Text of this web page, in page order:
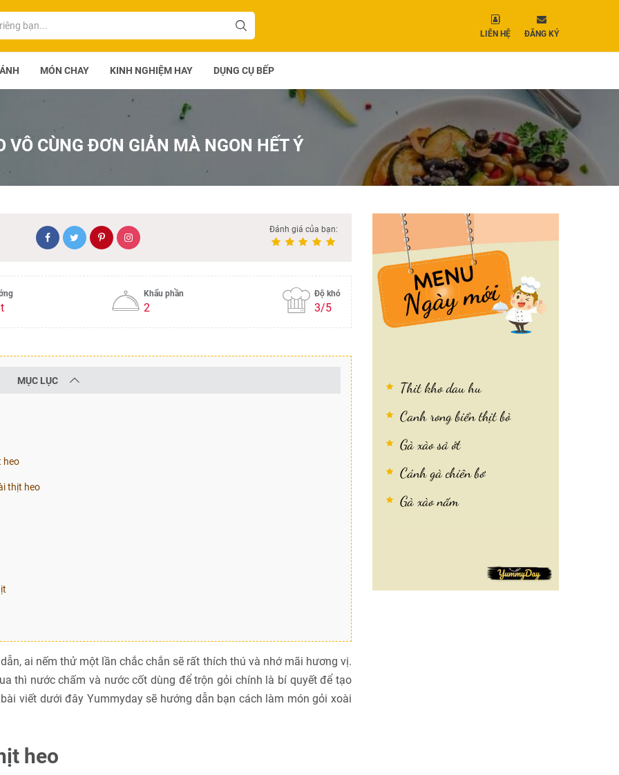
LIÊN HỆ ĐĂNG KÝ
MÓN CHAY KINH NGHIỆM HAY DỤNG CỤ BẾP
VÔ CÙNG ĐƠN GIẢN MÀ NGON HẾT Ý
Đánh giá của bạn:
Khẩu phần
2
Độ khó
3/5
MỤC LỤC
heo
thịt heo
ai nếm thử một lần chắc chắn sẽ rất thích thú và nhớ mãi hương vị.
thì nước chấm và nước cốt dùng để trộn gỏi chính là bí quyết để tạo
viết dưới đây Yummyday sẽ hướng dẫn bạn cách làm món gỏi xoài
heo
Thit kho dau hu
Canh rong biển thịt bò
Gà xào sả ớt
Cánh gà chiên bơ
Gà xào nấm